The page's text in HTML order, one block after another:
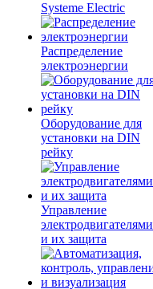
Systeme Electric
Распределение
электроэнергии
Оборудование для
установки на DIN
рейку
Управление
электродвигателями
и их защита